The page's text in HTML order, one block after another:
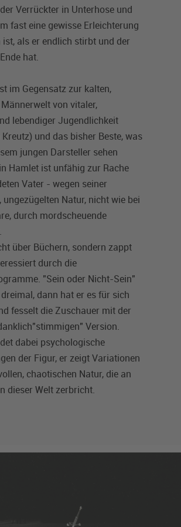
Verrückter in Unterhose und
fast eine gewisse Erleichterung
ist, als er endlich stirbt und der
hat.
im Gegensatz zur kalten,
von vitaler,
lebendiger Jugendlichkeit
und das bisher Beste, was
jungen Darsteller sehen
Hamlet ist unfähig zur Rache
Vater - wegen seiner
ungezügelten Natur, nicht wie bei
durch mordscheuende
über Büchern, sondern zappt
durch die
"Sein oder Nicht-Sein"
dann hat er es für sich
fesselt die Zuschauer mit der
Version.
dabei psychologische
der Figur, er zeigt Variationen
chaotischen Natur, die an
dieser Welt zerbricht.